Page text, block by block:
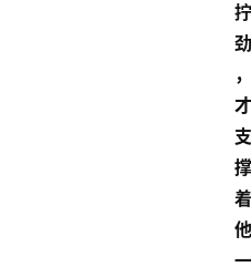
拧
劲
，
才
支
撑
着
他
一